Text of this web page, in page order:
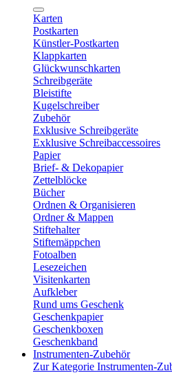
Karten
Postkarten
Künstler-Postkarten
Klappkarten
Glückwunschkarten
Schreibgeräte
Bleistifte
Kugelschreiber
Zubehör
Exklusive Schreibgeräte
Exklusive Schreibaccessoires
Papier
Brief- & Dekopapier
Zettelblöcke
Bücher
Ordnen & Organisieren
Ordner & Mappen
Stiftehalter
Stiftemäppchen
Fotoalben
Lesezeichen
Visitenkarten
Aufkleber
Rund ums Geschenk
Geschenkpapier
Geschenkboxen
Geschenkband
Instrumenten-Zubehör
Zur Kategorie Instrumenten-